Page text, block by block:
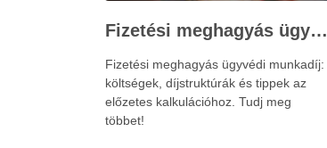
Fizetési meghagyás ügyvédi munkadíja: teljes költségvetési útmutató
Fizetési meghagyás ügyvédi munkadíj:
költségek, díjstruktúrák és tippek az
előzetes kalkulációhoz. Tudj meg
többet!